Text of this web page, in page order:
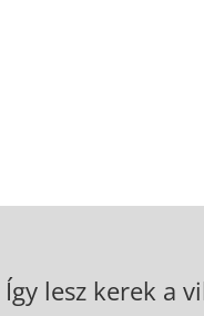
lesz kerek a